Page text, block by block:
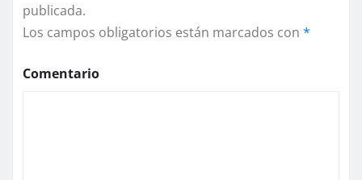
publicada.
Los campos obligatorios están marcados con *
Comentario